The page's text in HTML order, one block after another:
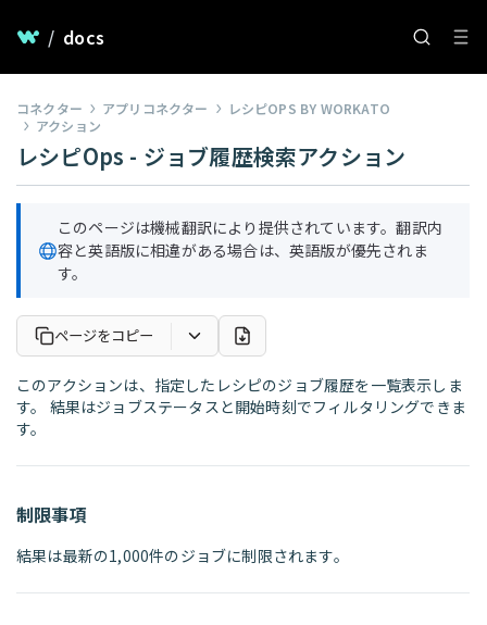
/ docs
コネクター アプリコネクター
レシピOPS BY WORKATO
アクション
レシピOps - ジョブ履歴検索アクション
このページは機械翻訳により提供されています。翻訳内
容と英語版に相違がある場合は、英語版が優先されま
す。
ページをコピー
このアクションは、指定したレシピのジョブ履歴を一覧表示しま
す。 結果はジョブステータスと開始時刻でフィルタリングできま
す。
制限事項
結果は最新の1,000件のジョブに制限されます。